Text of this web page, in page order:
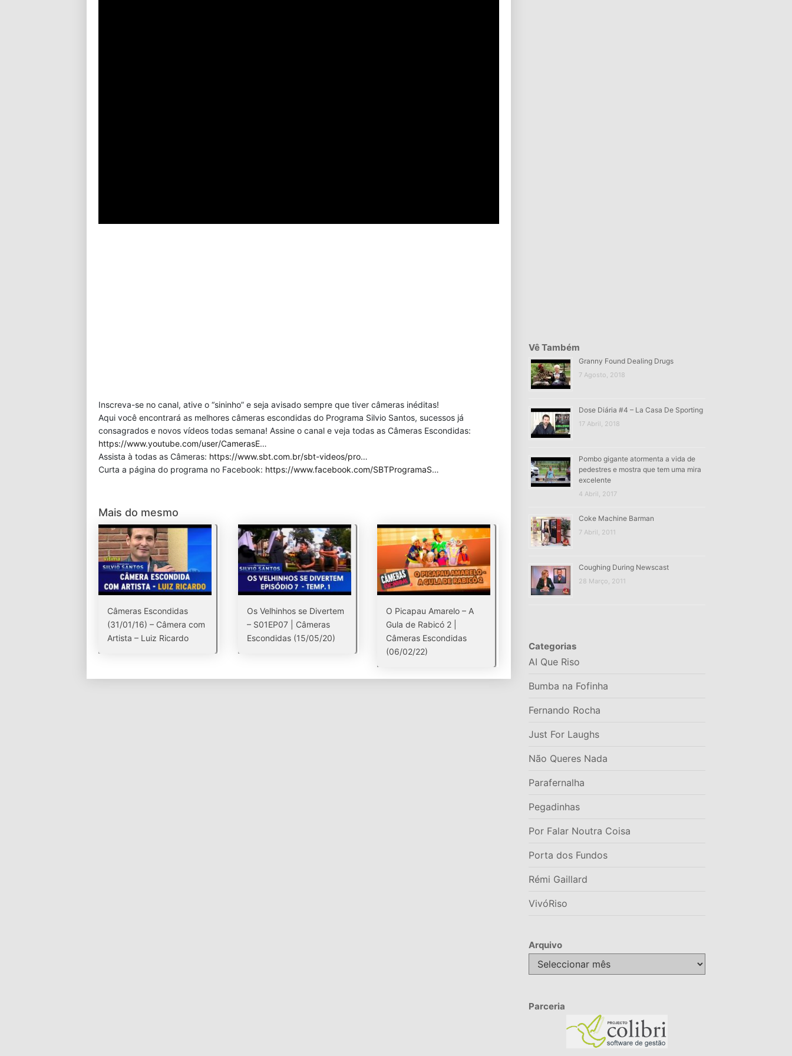
Inscreva-se no canal, ative o “sininho” e seja avisado sempre que tiver câmeras inéditas!
Aqui você encontrará as melhores câmeras escondidas do Programa Silvio Santos, sucessos já
consagrados e novos vídeos todas semana! Assine o canal e veja todas as Câmeras Escondidas:
https://www.youtube.com/user/CamerasE…
Assista à todas as Câmeras: https://www.sbt.com.br/sbt-videos/pro…
Curta a página do programa no Facebook: https://www.facebook.com/SBTProgramaS…
Mais do mesmo
Câmeras Escondidas
(31/01/16) – Câmera com
Artista – Luiz Ricardo
Os Velhinhos se Divertem
– S01EP07 | Câmeras
Escondidas (15/05/20)
O Picapau Amarelo – A
Gula de Rabicó 2 |
Câmeras Escondidas
(06/02/22)
Vê Também
Granny Found Dealing Drugs
7 Agosto, 2018
Dose Diária #4 – La Casa De Sporting
17 Abril, 2018
Pombo gigante atormenta a vida de
pedestres e mostra que tem uma mira
excelente
4 Abril, 2017
Coke Machine Barman
7 Abril, 2011
Coughing During Newscast
28 Março, 2011
Categorias
AI Que Riso
Bumba na Fofinha
Fernando Rocha
Just For Laughs
Não Queres Nada
Parafernalha
Pegadinhas
Por Falar Noutra Coisa
Porta dos Fundos
Rémi Gaillard
VivóRiso
Arquivo
Arquivo
Parceria